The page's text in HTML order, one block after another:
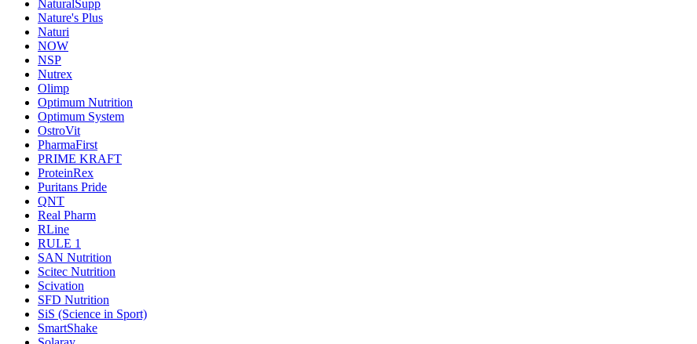
NaturalSupp
Nature's Plus
Naturi
NOW
NSP
Nutrex
Olimp
Optimum Nutrition
Optimum System
OstroVit
PharmaFirst
PRIME KRAFT
ProteinRex
Puritans Pride
QNT
Real Pharm
RLine
RULE 1
SAN Nutrition
Scitec Nutrition
Scivation
SFD Nutrition
SiS (Science in Sport)
SmartShake